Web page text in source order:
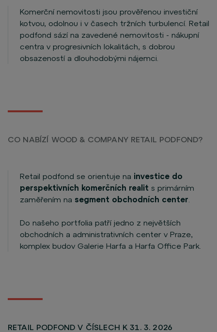
Komerční nemovitosti jsou prověřenou investiční
kotvou, odolnou i v časech tržních turbulencí. Retail
podfond sází na zavedené nemovitosti - nákupní
centra v progresivních lokalitách, s dobrou
obsazeností a dlouhodobými nájemci.
CO NABÍZÍ WOOD & COMPANY RETAIL PODFOND?
Retail podfond se orientuje na investice do
perspektivních komerčních realit s primárním
zaměřením na segment obchodních center
Do našeho portfolia patří jedno z největších
obchodních a administrativních center v Praze,
komplex budov Galerie Harfa a Harfa Office Park.
RETAIL PODFOND V ČÍSLECH K 31. 3. 2026